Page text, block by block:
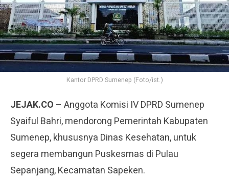
Kantor DPRD Sumenep (Foto/ist.)
JEJAK.CO – Anggota Komisi IV DPRD Sumenep
Syaiful Bahri, mendorong Pemerintah Kabupaten
Sumenep, khususnya Dinas Kesehatan, untuk
segera membangun Puskesmas di Pulau
Sepanjang, Kecamatan Sapeken.